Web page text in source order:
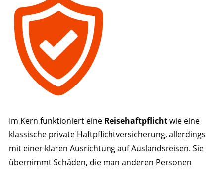
Im Kern funktioniert eine Reisehaftpflichtwie eine
klassische private Haftpflichtversicherung, allerdings
mit einer klaren Ausrichtung auf Auslandsreisen. Sie
übernimmt Schäden, die man anderen Personen